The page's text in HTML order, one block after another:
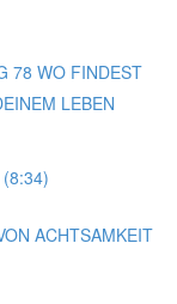
78 WO FINDEST
LEBEN
ACHTSAMKEIT